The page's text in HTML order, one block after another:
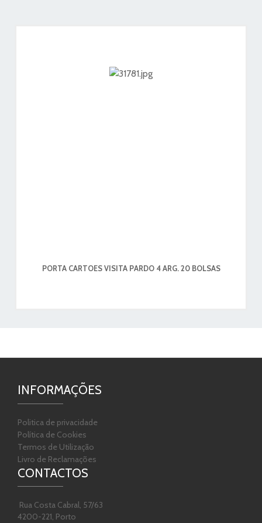
PORTA CARTOES VISITA PARDO 4 ARG. 20 BOLSAS
INFORMAÇÕES
Politica de privacidade
Política de Cookies
Termos de Utilização
Livro de Reclamações
CONTACTOS
Rua Costa Cabral, 57/63
4200-221, Porto